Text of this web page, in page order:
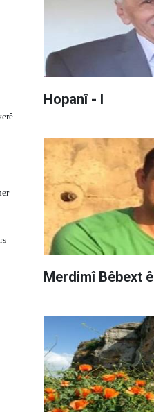
Hopanî - I
Merdimî Bêbext ê